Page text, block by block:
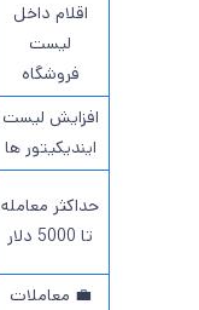
اقلام داخل
لیست
فروشگاه
افزایش لیست
ایندیکیتور ها
حداکثر معامله
تا 5000 دلار
💼 معاملات